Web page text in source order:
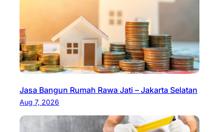
Jasa Bangun Rumah Rawa Jati – Jakarta Selatan
Aug 7, 2026